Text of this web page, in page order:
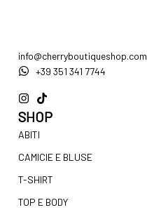
info@cherryboutiqueshop.com
+39 351 341 7744
SHOP
ABITI
CAMICIE E BLUSE
T-SHIRT
TOP E BODY